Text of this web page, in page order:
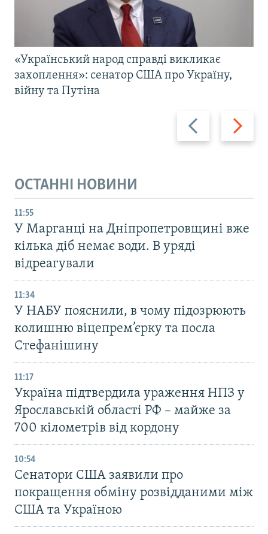
Назад Вперед
«Український народ справді викликає
захоплення»: сенатор США про Україну,
війну та Путіна
ОСТАННІ НОВИНИ
11:55
У Марганці на Дніпропетровщині вже
кілька діб немає води. В уряді
відреагували
11:34
У НАБУ пояснили, в чому підозрюють
колишню віцепрем’єрку та посла
Стефанішину
11:17
Україна підтвердила ураження НПЗ у
Ярославській області РФ – майже за
700 кілометрів від кордону
10:54
Сенатори США заявили про
покращення обміну розвідданими між
США та Україною